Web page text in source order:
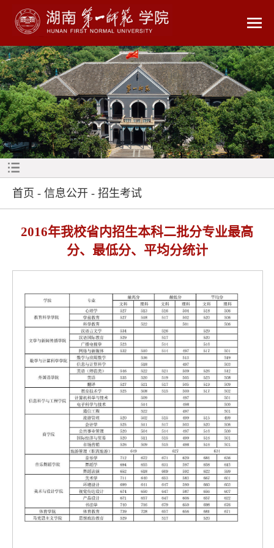
首页 - 信息公开 - 招生考试
2016年我校省内招生本科二批分专业最高
分、最低分、平均分统计